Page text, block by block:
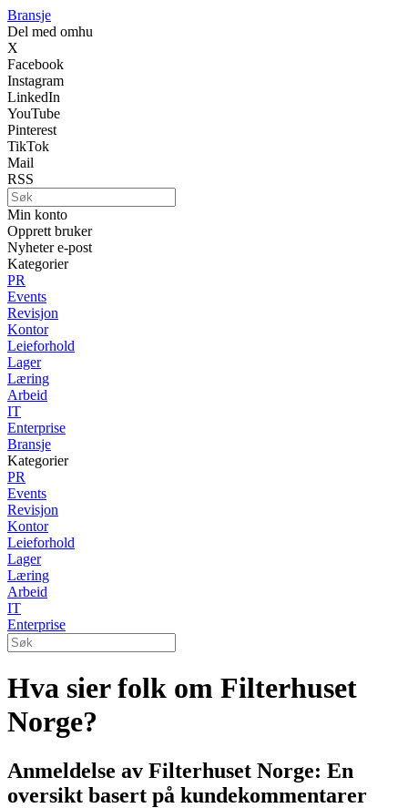
Bransje
Del med omhu
X
Facebook
Instagram
LinkedIn
YouTube
Pinterest
TikTok
Mail
RSS
Min konto
Opprett bruker
Nyheter e-post
Kategorier
PR
Events
Revisjon
Kontor
Leieforhold
Lager
Læring
Arbeid
IT
Enterprise
Bransje
Kategorier
PR
Events
Revisjon
Kontor
Leieforhold
Lager
Læring
Arbeid
IT
Enterprise
Hva sier folk om Filterhuset
Norge?
Anmeldelse av Filterhuset Norge: En
oversikt basert på kundekommentarer